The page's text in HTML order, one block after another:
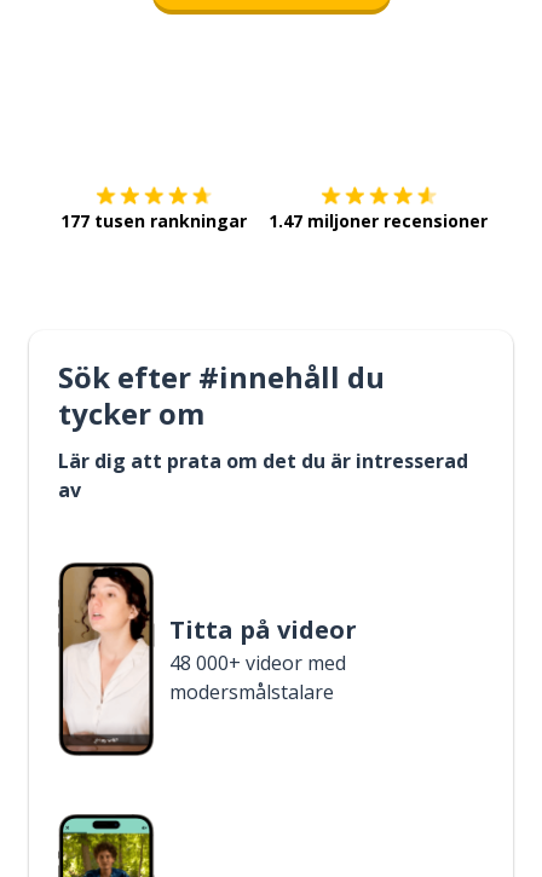
177 tusen rankningar 1.47 miljoner recensioner
Sök efter #innehåll du
tycker om
Lär dig att prata om det du är intresserad
av
Titta på videor
48 000+ videor med
modersmålstalare